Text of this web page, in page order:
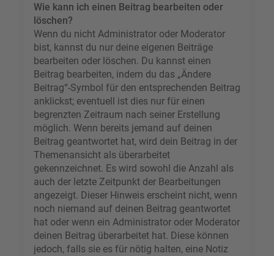
Wie kann ich einen Beitrag bearbeiten oder
löschen?
Wenn du nicht Administrator oder Moderator
bist, kannst du nur deine eigenen Beiträge
bearbeiten oder löschen. Du kannst einen
Beitrag bearbeiten, indem du das „Ändere
Beitrag“-Symbol für den entsprechenden Beitrag
anklickst; eventuell ist dies nur für einen
begrenzten Zeitraum nach seiner Erstellung
möglich. Wenn bereits jemand auf deinen
Beitrag geantwortet hat, wird dein Beitrag in der
Themenansicht als überarbeitet
gekennzeichnet. Es wird sowohl die Anzahl als
auch der letzte Zeitpunkt der Bearbeitungen
angezeigt. Dieser Hinweis erscheint nicht, wenn
noch niemand auf deinen Beitrag geantwortet
hat oder wenn ein Administrator oder Moderator
deinen Beitrag überarbeitet hat. Diese können
jedoch, falls sie es für nötig halten, eine Notiz